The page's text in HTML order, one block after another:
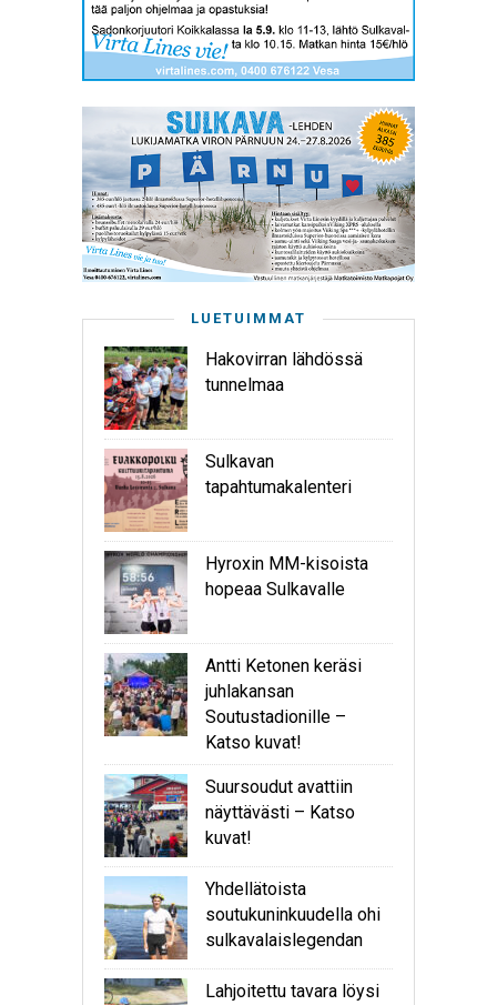
LUETUIMMAT
Hakovirran lähdössä
tunnelmaa
Sulkavan
tapahtumakalenteri
Hyroxin MM-kisoista
hopeaa Sulkavalle
Antti Ketonen keräsi
juhlakansan
Soutustadionille –
Katso kuvat!
Suursoudut avattiin
näyttävästi – Katso
kuvat!
Yhdellätoista
soutukuninkuudella ohi
sulkavalaislegendan
Lahjoitettu tavara löysi